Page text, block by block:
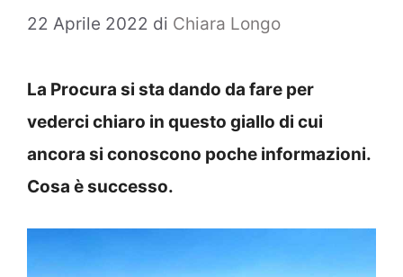
22 Aprile 2022 di Chiara Longo
La Procura si sta dando da fare per
vederci chiaro in questo giallo di cui
ancora si conoscono poche informazioni.
Cosa è successo.